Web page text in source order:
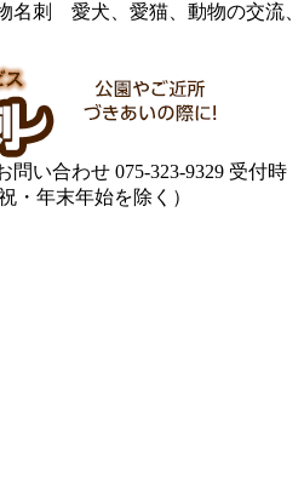
刺 愛犬、愛猫、動物の交流、